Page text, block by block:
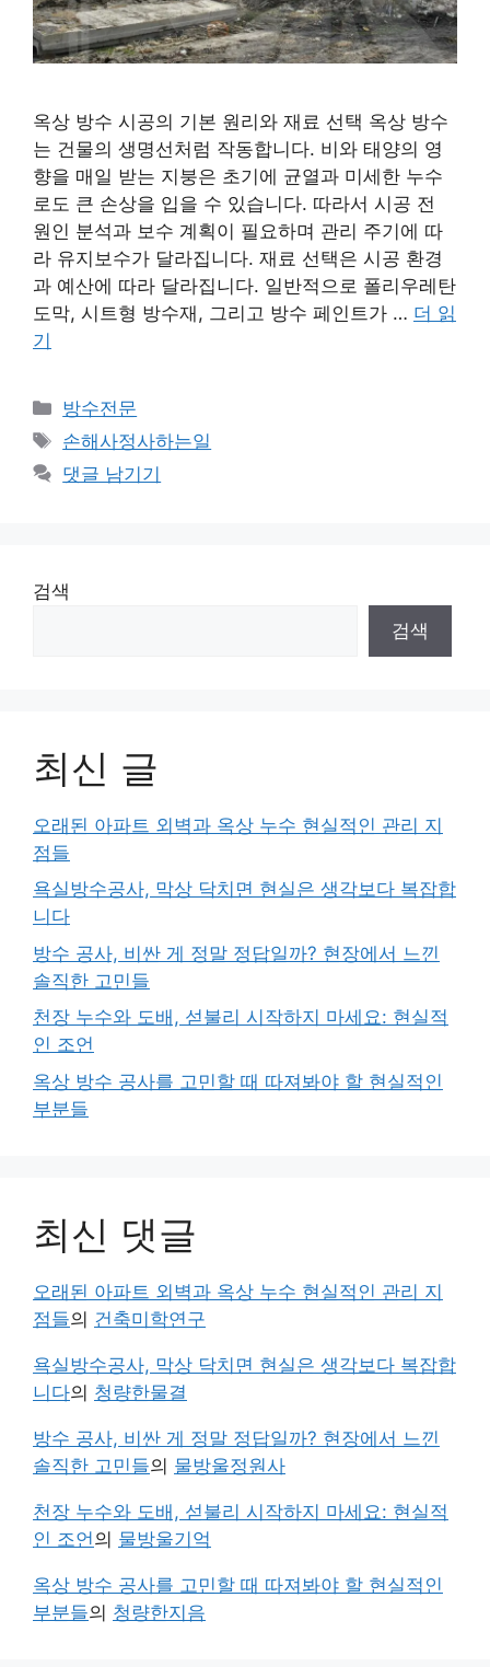
옥상 방수 시공의 기본 원리와 재료 선택 옥상 방수
는 건물의 생명선처럼 작동합니다. 비와 태양의 영
향을 매일 받는 지붕은 초기에 균열과 미세한 누수
로도 큰 손상을 입을 수 있습니다. 따라서 시공 전
원인 분석과 보수 계획이 필요하며 관리 주기에 따
라 유지보수가 달라집니다. 재료 선택은 시공 환경
과 예산에 따라 달라집니다. 일반적으로 폴리우레탄
도막, 시트형 방수재, 그리고 방수 페인트가 … 더 읽
기
카
테
리
방수전문
태
그
손해사정사하는일
댓글 남기기
검색
검색
최신 글
오래된 아파트 외벽과 옥상 누수 현실적인 관리 지
점들
욕실방수공사, 막상 닥치면 현실은 생각보다 복잡합
니다
방수 공사, 비싼 게 정말 정답일까? 현장에서 느낀
솔직한 고민들
천장 누수와 도배, 섣불리 시작하지 마세요: 현실적
인 조언
옥상 방수 공사를 고민할 때 따져봐야 할 현실적인
부분들
최신 댓글
오래된 아파트 외벽과 옥상 누수 현실적인 관리 지
점들의 건축미학연구
욕실방수공사, 막상 닥치면 현실은 생각보다 복잡합
니다의 청량한물결
방수 공사, 비싼 게 정말 정답일까? 현장에서 느낀
솔직한 고민들의 물방울정원사
천장 누수와 도배, 섣불리 시작하지 마세요: 현실적
인 조언의 물방울기억
옥상 방수 공사를 고민할 때 따져봐야 할 현실적인
부분들의 청량한지음